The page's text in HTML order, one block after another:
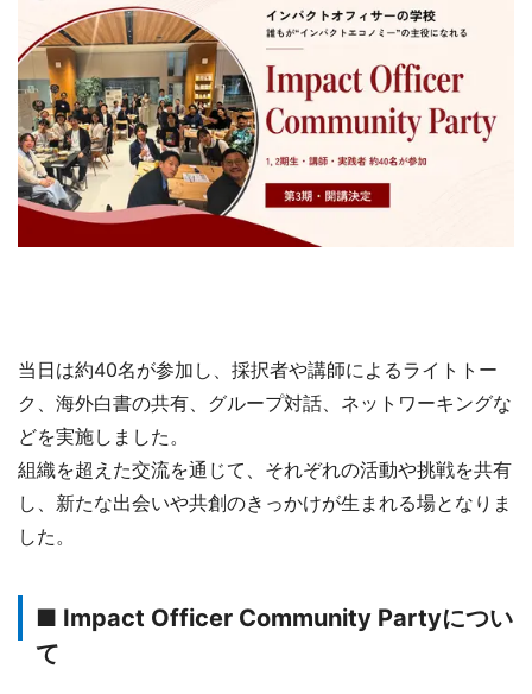
当日は約40名が参加し、採択者や講師によるライトトー
ク、海外白書の共有、グループ対話、ネットワーキングな
どを実施しました。
組織を超えた交流を通じて、それぞれの活動や挑戦を共有
し、新たな出会いや共創のきっかけが生まれる場となりま
した。
■ Impact Officer Community Partyについ
て